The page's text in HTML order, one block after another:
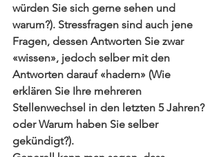
würden Sie sich gerne sehen und
warum?). Stressfragen sind auch jene
Fragen, dessen Antworten Sie zwar
«wissen», jedoch selber mit den
Antworten darauf «hadern» (Wie
erklären Sie Ihre mehreren
Stellenwechsel in den letzten 5 Jahren?
oder Warum haben Sie selber
gekündigt?).